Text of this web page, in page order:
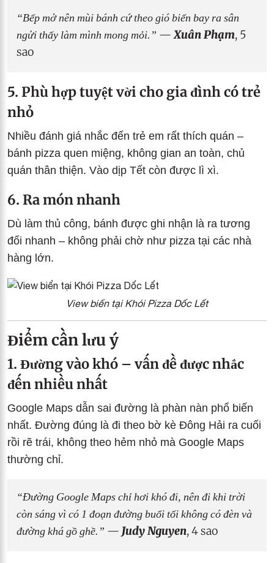
“Bếp mở nên mùi bánh cứ theo gió biển bay ra sân
ngửi thấy làm mình mong mỏi.” — Xuân Phạm, 5
sao
5. Phù hợp tuyệt vời cho gia đình có trẻ
nhỏ
Nhiều đánh giá nhắc đến trẻ em rất thích quán –
bánh pizza quen miệng, không gian an toàn, chủ
quán thân thiện. Vào dịp Tết còn được lì xì.
6. Ra món nhanh
Dù làm thủ công, bánh được ghi nhận là ra tương
đối nhanh – không phải chờ như pizza tại các nhà
hàng lớn.
View biển tại Khói Pizza Dốc Lết
Điểm cần lưu ý
1. Đường vào khó – vấn đề được nhắc
đến nhiều nhất
Google Maps dẫn sai đường là phàn nàn phổ biến
nhất. Đường đúng là đi theo bờ kè Đông Hải ra cuối
rồi rẽ trái, không theo hẻm nhỏ mà Google Maps
thường chỉ.
“Đường Google Maps chỉ hơi khó đi, nên đi khi trời
còn sáng vì có 1 đoạn đường buổi tối không có đèn và
đường khá gồ ghề.” — Judy Nguyen, 4 sao